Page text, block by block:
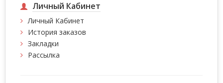
Личный Кабинет
Личный Кабинет
История заказов
Закладки
Рассылка